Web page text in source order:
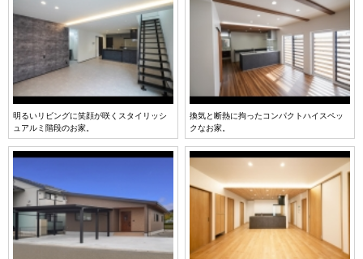
明るいリビングに笑顔が咲くスタイリッシ
ュアルミ階段のお家。
換気と断熱に拘ったコンパクトハイスペッ
クなお家。